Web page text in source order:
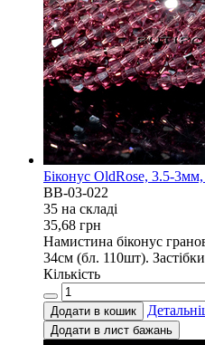
Біконус OldRose, 3.5-
BB-03-022
35 на складi
35,68 грн
Намистина біконус
34см (бл. 110шт).
Кількість
Додати в кошик
Додати в лист бажань